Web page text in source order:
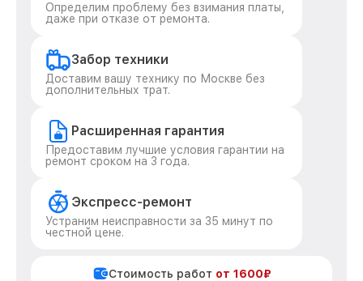
Определим проблему без взимания платы,
даже при отказе от ремонта.
Забор техники
Доставим вашу технику по Москве без
дополнительных трат.
Расширенная гарантия
Предоставим лучшие условия гарантии на
ремонт сроком на 3 года.
Экспресс-ремонт
Устраним неисправности за 35 минут по
честной цене.
Стоимость работ от 1600₽